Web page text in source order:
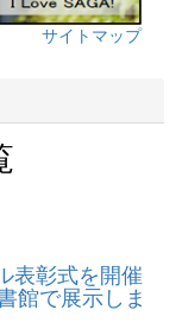
サイトマップ
表彰式を開催
館で展示しま